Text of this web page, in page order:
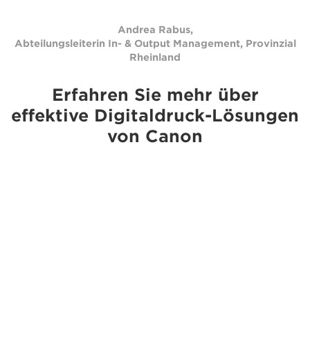
Andrea Rabus,
Abteilungsleiterin In- & Output Management, Provinzial
Rheinland
Erfahren Sie mehr über
effektive Digitaldruck-Lösungen
von Canon